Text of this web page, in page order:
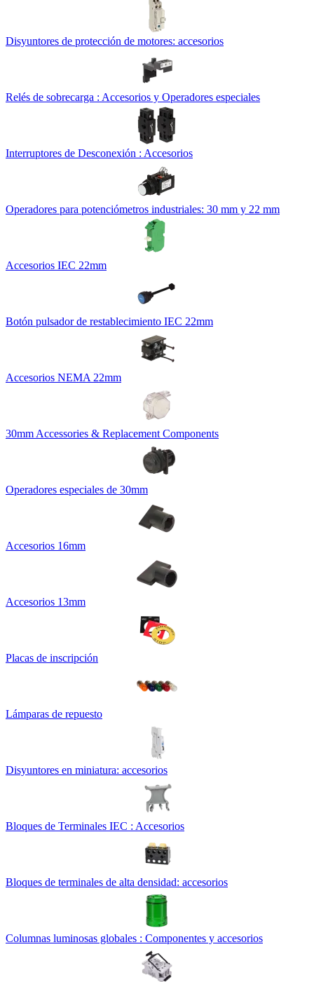
Disyuntores de protección de motores: accesorios
Relés de sobrecarga : Accesorios y Operadores especiales
Interruptores de Desconexión : Accesorios
Operadores para potenciómetros industriales: 30 mm y 22 mm
Accesorios IEC 22mm
Botón pulsador de restablecimiento IEC 22mm
Accesorios NEMA 22mm
30mm Accessories & Replacement Components
Operadores especiales de 30mm
Accesorios 16mm
Accesorios 13mm
Placas de inscripción
Lámparas de repuesto
Disyuntores en miniatura: accesorios
Bloques de Terminales IEC : Accesorios
Bloques de terminales de alta densidad: accesorios
Columnas luminosas globales : Componentes y accesorios